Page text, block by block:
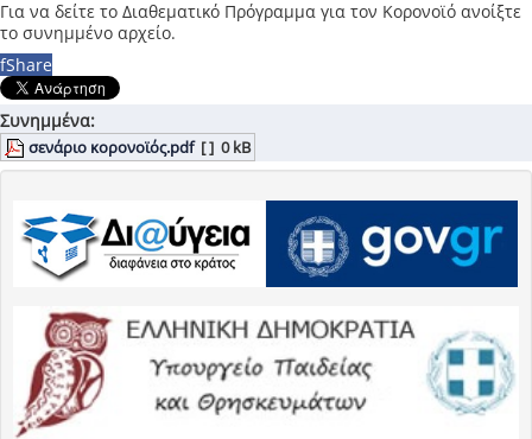
Για να δείτε το Διαθεματικό Πρόγραμμα για τον Κορονοϊό ανοίξτε
το συνημμένο αρχείο.
fShare
Συνημμένα:
σενάριο κορονοϊός.pdf [ ] 0 kB